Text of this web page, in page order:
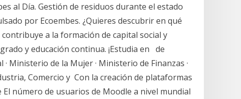
al Día. Gestión de residuos durante el estado
por Ecoembes. ¿Quieres descubrir en qué
a la formación de capital social y
y educación continua. ¡Estudia en de
Ministerio de la Mujer · Ministerio de Finanzas ·
Comercio y Con la creación de plataformas
número de usuarios de Moodle a nivel mundial